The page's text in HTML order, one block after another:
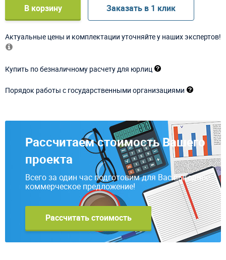
В корзину Заказать в 1 клик
Актуальные цены и комплектации уточняйте у наших экспертов!
Купить по безналичному расчету для юрлиц
Порядок работы с государственными организациями
Рассчитаем стоимость Вашего
проекта
Всего за один час подготовим для Вас выгодное
коммерческое предложение!
Рассчитать стоимость